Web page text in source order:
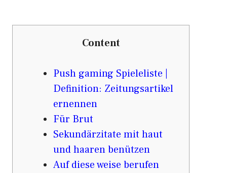
Content
Push gaming Spieleliste |
Definition: Zeitungsartikel
ernennen
Für Brut
Sekundärzitate mit haut
und haaren benützen
Auf diese weise berufen